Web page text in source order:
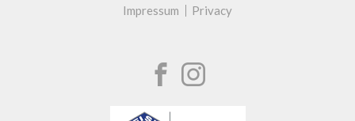
Impressum Privacy